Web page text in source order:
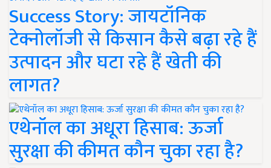
Success Story: जायटॉनिक
टेक्नोलॉजी से किसान कैसे बढ़ा रहे हैं
उत्पादन और घटा रहे हैं खेती की
लागत?
एथेनॉल का अधूरा हिसाब: ऊर्जा
सुरक्षा की कीमत कौन चुका रहा है?